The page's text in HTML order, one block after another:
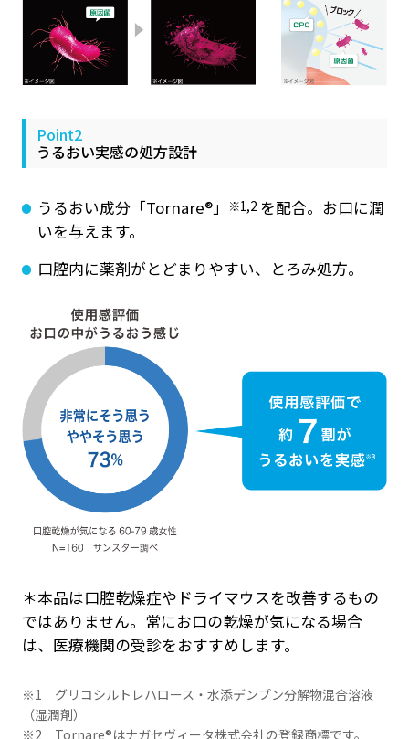
Point2
うるおい実感の処方設計
うるおい成分「Tornare®」 ※1,2 を配合。お口に潤
いを与えます。
口腔内に薬剤がとどまりやすい、とろみ処方。
＊本品は口腔乾燥症やドライマウスを改善するもの
ではありません。常にお口の乾燥が気になる場合
は、医療機関の受診をおすすめします。
※1 グリコシルトレハロース・水添デンプン分解物混合溶液
（湿潤剤）
※2 Tornare®はナガセヴィータ株式会社の登録商標です。